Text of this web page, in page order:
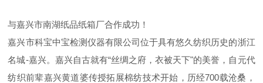
与嘉兴市南湖纸品纸箱厂合作成功！
嘉兴市科宝中宝检测仪器有限公司位于具有悠久纺织历史的浙江
名城-嘉兴。嘉兴自古就有“丝绸之府，衣被天下"的美誉，自元代
纺织前辈嘉兴黄道婆传授拓展棉纺技术开始，历经700载沧桑，